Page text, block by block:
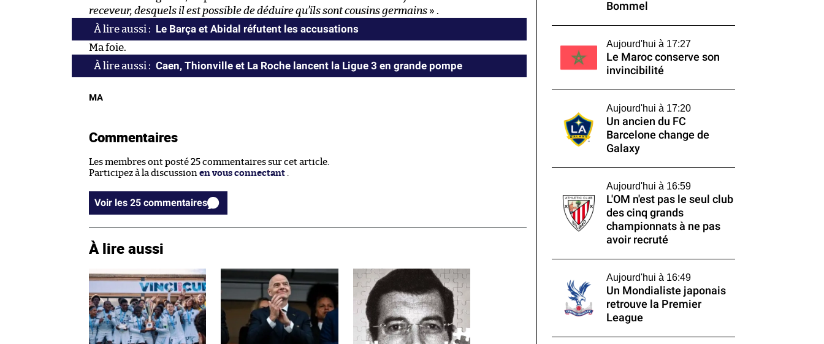
receveur, desquels il est possible de déduire qu’ils sont cousins germains » .
Le Barça et Abidal réfutent les accusations
Ma foie.
Caen, Thionville et La Roche lancent la Ligue 3 en grande pompe
MA
Commentaires
Les membres ont posté 25 commentaires sur cet article.
Participez à la discussion en vous connectant .
Voir les 25 commentaires
À lire aussi
Bommel
Aujourd'hui à 17:27
Le Maroc conserve son
invincibilité
Aujourd'hui à 17:20
Un ancien du FC
Barcelone change de
Galaxy
Aujourd'hui à 16:59
L'OM n'est pas le seul club
des cinq grands
championnats à ne pas
avoir recruté
Aujourd'hui à 16:49
Un Mondialiste japonais
retrouve la Premier
League